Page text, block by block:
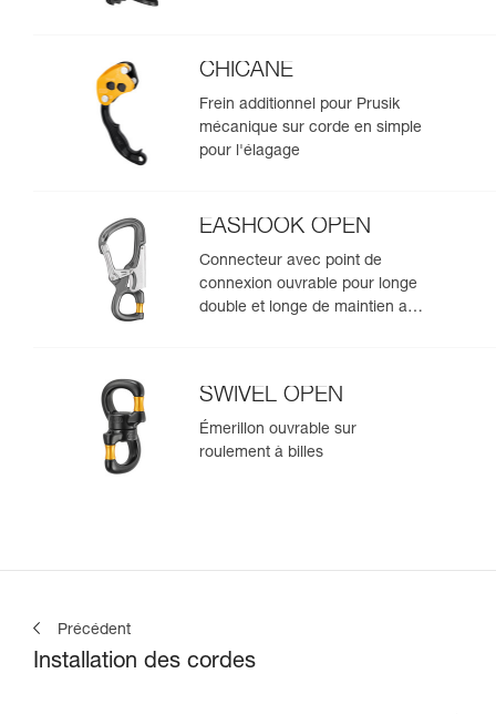
CHICANE
Frein additionnel pour Prusik
mécanique sur corde en simple
pour l'élagage
EASHOOK OPEN
Connecteur avec point de
connexion ouvrable pour longe
double et longe de maintien au
SWIVEL OPEN
Émerillon ouvrable sur
roulement à billes
Précédent
Installation des cordes